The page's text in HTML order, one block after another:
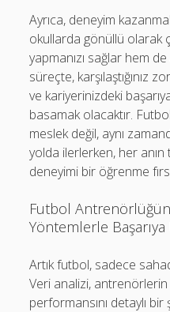
Ayrıca, deneyim
okullarda gönüllü olarak
yapmanızı sağlar hem de
süreçte, karşılaştığınız
ve kariyerinizdeki
basamak olacaktır.
meslek değil, aynı
yolda ilerlerken, her anın
deneyimi bir öğrenme
Futbol
Yöntemlerle
Artık futbol, sadece
Veri analizi, antrenörlerin
performansını detaylı